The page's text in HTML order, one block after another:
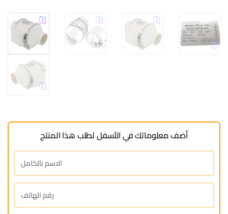
أضف معلوماتك في الأسفل لطلب هذا المنتج